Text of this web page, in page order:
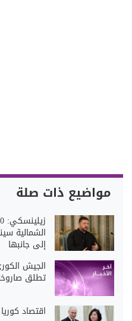
مواضيع ذات صلة
الشمالية
إلى جانبها
الجيش
تطلق
اقتصاد